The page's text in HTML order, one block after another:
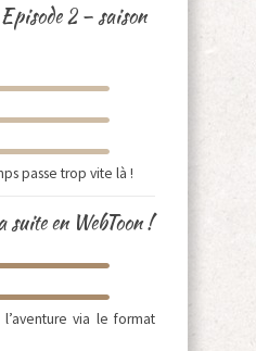
2 – saison
passe trop vite là !
suite en WebToon !
l’aventure via le format